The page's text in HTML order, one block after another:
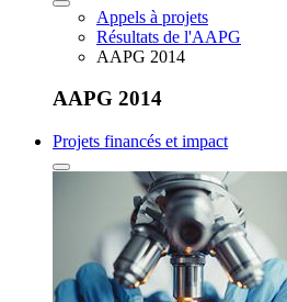
Appels à projets
Résultats de l'AAPG
AAPG 2014
AAPG 2014
Projets financés et impact